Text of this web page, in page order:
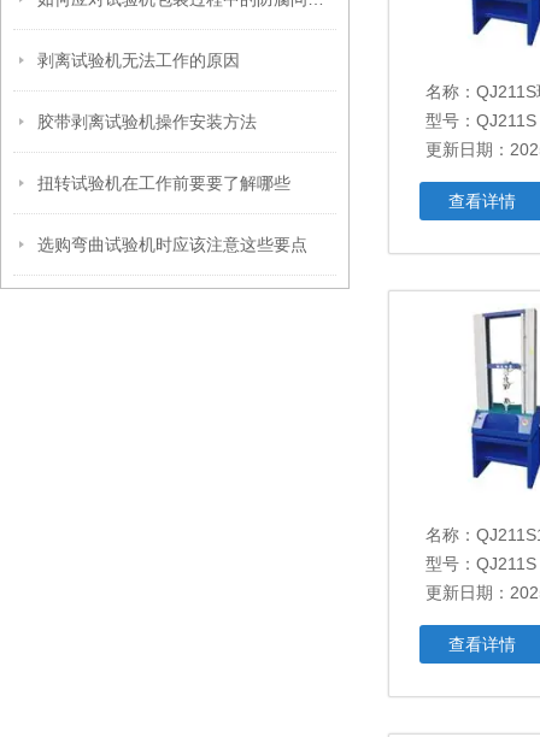
剥离试验机无法工作的原因
胶带剥离试验机操作安装方法
扭转试验机在工作前要要了解哪些
选购弯曲试验机时应该注意这些要点
名称：
型号：QJ211S
更新日期：
查看详情
名称：
型号：QJ211S
更新日期：
查看详情